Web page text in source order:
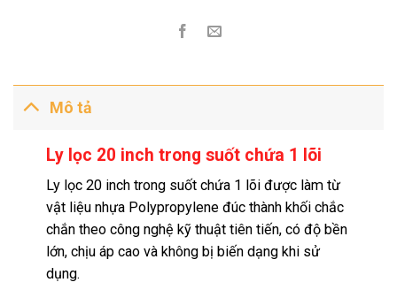
Mô tả
Ly lọc 20 inch trong suốt chứa 1 lõi
Ly lọc 20 inch trong suốt chứa 1 lõi được làm từ
vật liệu nhựa Polypropylene đúc thành khối chắc
chắn theo công nghệ kỹ thuật tiên tiến, có độ bền
lớn, chịu áp cao và không bị biến dạng khi sử
dụng.